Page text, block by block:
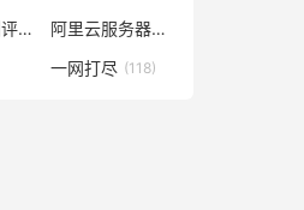
云服务器测评网 (127) 阿里云服务器多少钱一年
一网打尽 (118)